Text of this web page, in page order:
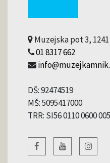
Muzejska pot 3,
01 8317 662
DŠ: 92474519
MŠ: 5095417000
TRR: SI56 0110 0600